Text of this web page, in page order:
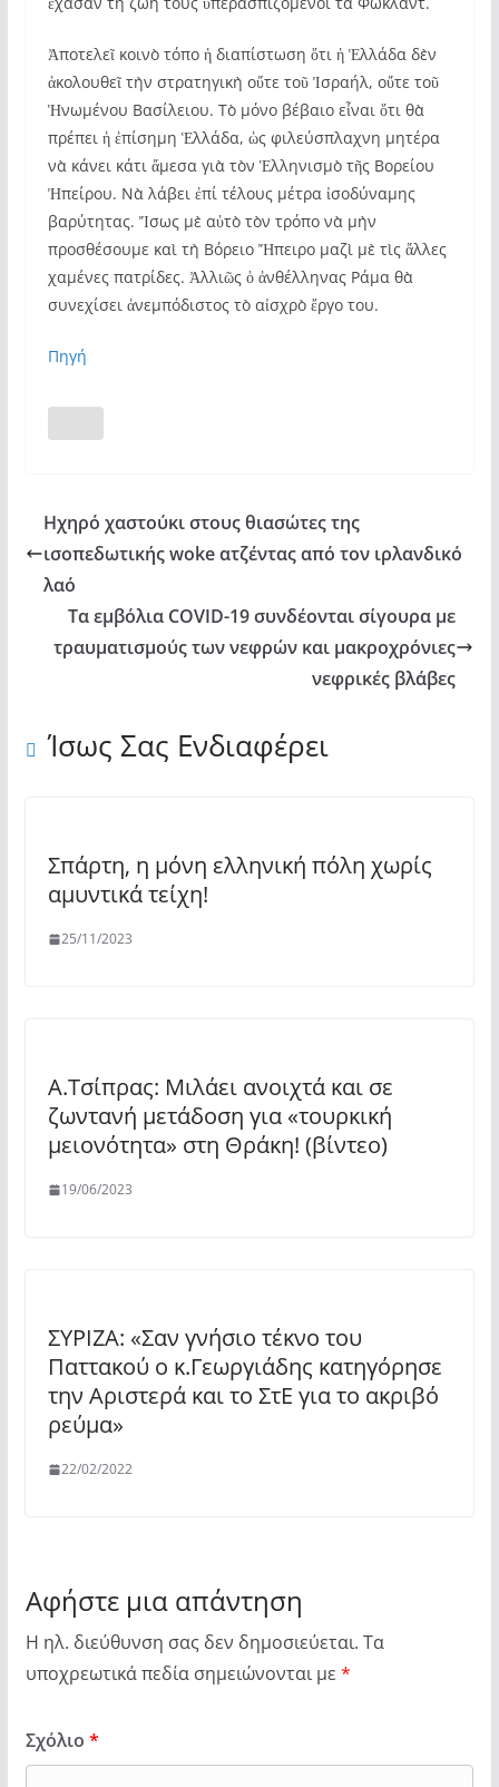
Ἀποτελεῖ κοινὸ τόπο ἡ διαπίστωση ὅτι ἡ Ἑλλάδα δὲν
ἀκολουθεῖ τὴν στρατηγικὴ οὔτε τοῦ Ἰσραήλ, οὔτε τοῦ
Ἡνωμένου Βασίλειου. Τὸ μόνο βέβαιο εἶναι ὅτι θὰ
πρέπει ἡ ἐπίσημη Ἑλλάδα, ὡς φιλεύσπλαχνη μητέρα
νὰ κάνει κάτι ἄμεσα γιὰ τὸν Ἑλληνισμὸ τῆς Βορείου
Ἠπείρου. Νὰ λάβει ἐπί τέλους μέτρα ἰσοδύναμης
βαρύτητας. Ἴσως μὲ αὐτὸ τὸν τρόπο νὰ μὴν
προσθέσουμε καὶ τὴ Βόρειο Ἤπειρο μαζὶ μὲ τὶς ἄλλες
χαμένες πατρίδες. Ἀλλιῶς ὁ ἀνθέλληνας Ράμα θὰ
συνεχίσει ἀνεμπόδιστος τὸ αἰσχρὸ ἔργο του.
Πηγή
Ηχηρό χαστούκι στους θιασώτες της
ισοπεδωτικής woke ατζέντας από τον ιρλανδικό
λαό
Τα εμβόλια COVID-19 συνδέονται σίγουρα με
τραυματισμούς των νεφρών και μακροχρόνιες
νεφρικές βλάβες
Ίσως Σας Ενδιαφέρει
Σπάρτη, η μόνη ελληνική πόλη χωρίς
αμυντικά τείχη!
25/11/2023
Α.Τσίπρας: Μιλάει ανοιχτά και σε
ζωντανή μετάδοση για «τουρκική
μειονότητα» στη Θράκη! (βίντεο)
19/06/2023
ΣΥΡΙΖΑ: «Σαν γνήσιο τέκνο του
Παττακού ο κ.Γεωργιάδης κατηγόρησε
την Αριστερά και το ΣτΕ για το ακριβό
ρεύμα»
22/02/2022
Αφήστε μια απάντηση
Η ηλ. διεύθυνση σας δεν δημοσιεύεται. Τα
υποχρεωτικά πεδία σημειώνονται με *
Σχόλιο *